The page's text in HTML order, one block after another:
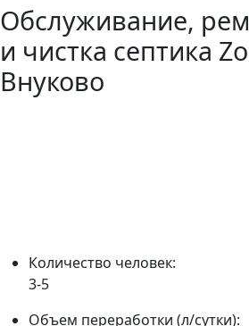
Обслуживание,
и чистка септика
Внуково
Количество человек:
3-5
Объем переработки (л/сутки):